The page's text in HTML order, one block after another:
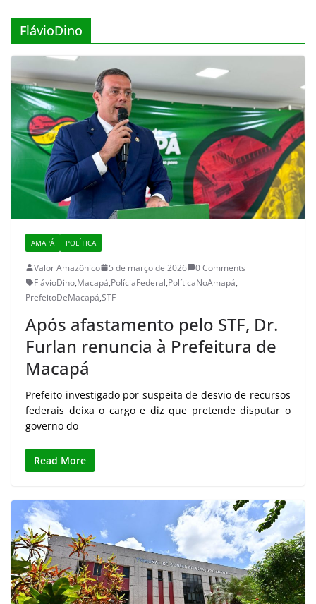
FlávioDino
AMAPÁ POLÍTICA
Valor Amazônico 5 de março de 2026
0 Comments
FlávioDino,Macapá,PolíciaFederal,PolíticaNoAmapá,
PrefeitoDeMacapá,STF
Após afastamento pelo STF, Dr.
Furlan renuncia à Prefeitura de
Macapá
Prefeito investigado por suspeita de desvio de recursos
federais deixa o cargo e diz que pretende disputar o
governo do
Read More